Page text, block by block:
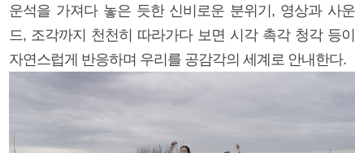
운석을 가져다 놓은 듯한 신비로운 분위기, 영상과 사운
드, 조각까지 천천히 따라가다 보면 시각 촉각 청각 등이
자연스럽게 반응하며 우리를 공감각의 세계로 안내한다.